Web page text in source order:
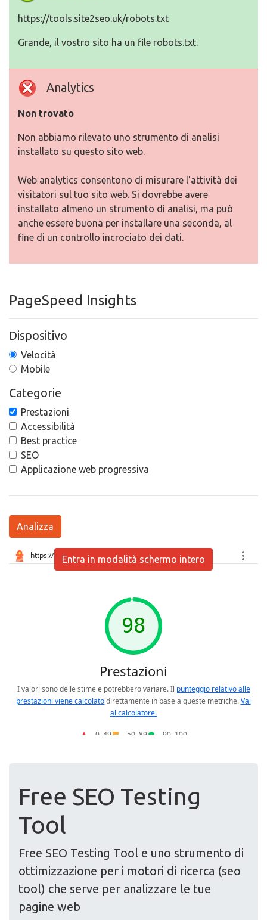
https://tools.site2seo.uk/robots.txt
Grande, il vostro sito ha un file robots.txt.
Analytics
Non trovato
Non abbiamo rilevato uno strumento di analisi
installato su questo sito web.
Web analytics consentono di misurare l'attività dei
visitatori sul tuo sito web. Si dovrebbe avere
installato almeno un strumento di analisi, ma può
anche essere buona per installare una seconda, al
fine di un controllo incrociato dei dati.
PageSpeed Insights
Dispositivo
Velocità
Mobile
Categorie
Prestazioni
Accessibilità
Best practice
SEO
Applicazione web progressiva
Analizza
Entra in modalità schermo intero
Free SEO Testing
Tool
Free SEO Testing Tool e uno strumento di
ottimizzazione per i motori di ricerca (seo
tool) che serve per analizzare le tue
pagine web